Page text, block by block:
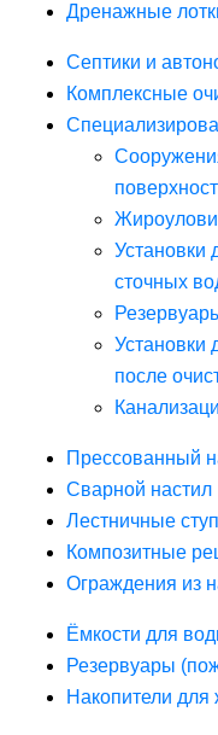
Дренажные
Септики и
Комплексные
Установки
сточных
Установки
после
Прессованный
Сварной настил
Лестничные
Композитные
Ограждения из
Ёмкости для
Резервуары
Накопители для